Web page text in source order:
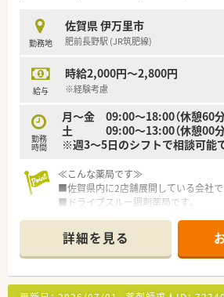
■家族手当：上限4,000円
＼薬剤部について／
す。
■入院中の患者さんに服薬指導を行って
ます。
■現在は2名の薬剤師が活躍しています
補充の募集です(ゆくゆくは薬剤師3名
■実務を通して精神科の知識を深めたい
社したい！とお考えの方にもオススメで
■病床数180床以上の精神科病院です。
■大正11年に設立した歴史が長く地域
■住宅手当・資格手当など諸手当も整
■職場環境は、風通しが良く相談しや
勤務地
佐賀県 伊万里市
肥前長野駅 (JR筑肥線)
給与
時給2,000円～2,800円
※経験考慮
勤務
時間
月～金 09:00～18:00（休憩60分
土 09:00～13:00（休憩00分
※週3～5日のシフトで相談可能
≪こんな薬局です≫
■佐賀県内に2店舗展開している会社で
■ドライブスルー調剤薬局です。
■社長も薬剤師様で現場の意見を組ん
■「すべてはあなたの笑顔とありがとう
し患者様に一人でも多く笑顔になって
う」という感謝の言葉を戴けるような
す。
詳細を見る